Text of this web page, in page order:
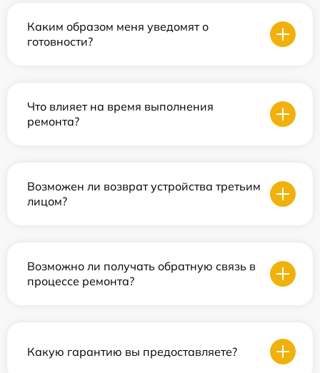
Каким образом меня уведомят о
готовности?
Что влияет на время выполнения
ремонта?
Возможен ли возврат устройства третьим
лицом?
Возможно ли получать обратную связь в
процессе ремонта?
Какую гарантию вы предоставляете?